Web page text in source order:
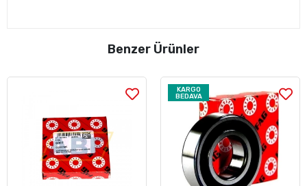
Benzer Ürünler
KARGO
BEDAVA